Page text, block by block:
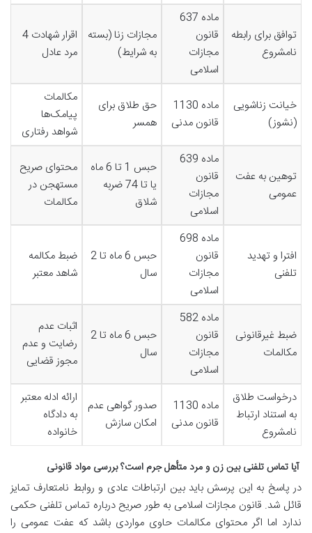
توافق برای رابطه
نامشروع
ماده 637
قانون
مجازات
اسلامی
مجازات زنا (بسته
به شرایط)
اقرار شهادت 4
مرد عادل
خیانت زناشویی
(نشوز)
ماده 1130
قانون مدنی
حق طلاق برای
همسر
مکالمات
پیامک‌ها
شواهد رفتاری
توهین به عفت
عمومی
ماده 639
قانون
مجازات
اسلامی
حبس 1 تا 6 ماه
یا تا 74 ضربه
شلاق
محتوای صریح
مستهجن در
مکالمات
افترا و تهدید
تلفنی
ماده 698
قانون
مجازات
اسلامی
حبس 6 ماه تا 2
سال
ضبط مکالمه
شاهد معتبر
ضبط غیرقانونی
مکالمات
ماده 582
قانون
مجازات
اسلامی
حبس 6 ماه تا 2
سال
اثبات عدم
رضایت و عدم
مجوز قضایی
درخواست طلاق
به استناد ارتباط
نامشروع
ماده 1130
قانون مدنی
صدور گواهی عدم
امکان سازش
ارائه ادله معتبر
به دادگاه
خانواده
آیا تماس تلفنی بین زن و مرد متأهل جرم است؟ بررسی مواد قانونی
در پاسخ به این پرسش باید بین ارتباطات عادی و روابط نامتعارف تمایز
قائل شد. قانون مجازات اسلامی به طور صریح درباره تماس تلفنی حکمی
ندارد اما اگر محتوای مکالمات حاوی مواردی باشد که عفت عمومی را